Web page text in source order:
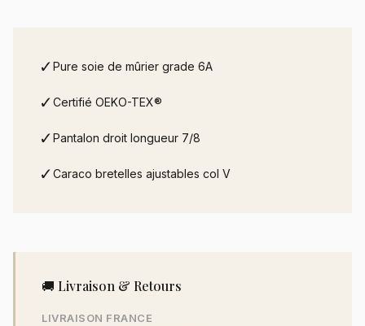
✓Pure soie de mûrier grade 6A
✓Certifié OEKO-TEX®
✓Pantalon droit longueur 7/8
✓Caraco bretelles ajustables col V
🚚 Livraison & Retours
LIVRAISON FRANCE